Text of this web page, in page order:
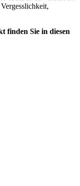
finden Sie in diesen